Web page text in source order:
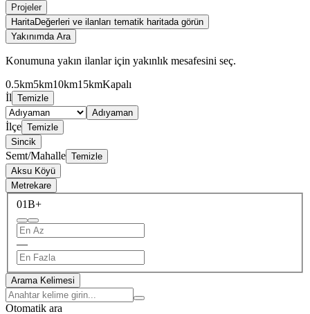
Projeler
HaritaDeğerleri ve ilanları tematik haritada görün
Yakınımda Ara
Konumuna yakın ilanlar için yakınlık mesafesini seç.
0.5km5km10km15kmKapalı
İl Temizle
Adıyaman
İlçe Temizle
Sincik
Semt/Mahalle Temizle
Aksu Köyü
Metrekare
01B+
—
Arama Kelimesi
Otomatik ara